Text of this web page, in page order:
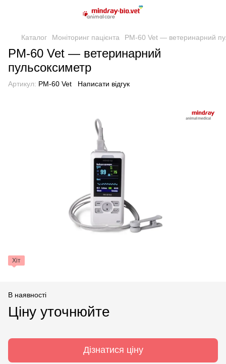
Каталог Моніторинг пацієнта PM-60 Vet — ветеринарний
PM-60 Vet — ветеринарний
пульсоксиметр
Артикул: PM-60 Vet Написати відгук
Хіт
В наявності
Ціну уточнюйте
Дізнатися ціну